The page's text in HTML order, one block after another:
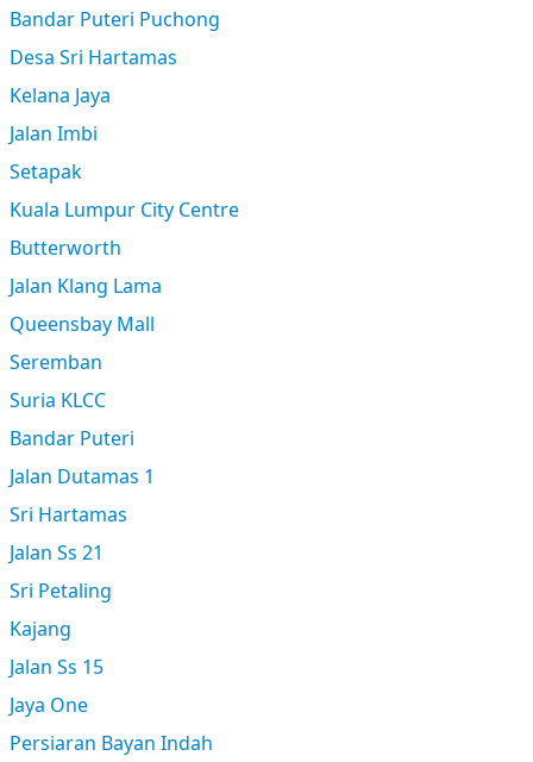
Bandar Puteri Puchong
Desa Sri Hartamas
Kelana Jaya
Jalan Imbi
Setapak
Kuala Lumpur City Centre
Butterworth
Jalan Klang Lama
Queensbay Mall
Seremban
Suria KLCC
Bandar Puteri
Jalan Dutamas 1
Sri Hartamas
Jalan Ss 21
Sri Petaling
Kajang
Jalan Ss 15
Jaya One
Persiaran Bayan Indah